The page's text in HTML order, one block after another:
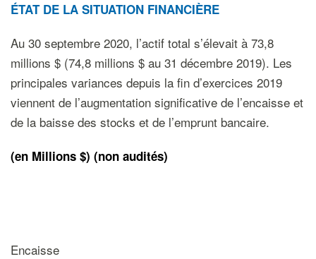
ÉTAT DE LA SITUATION FINANCIÈRE
Au 30 septembre 2020, l’actif total s’élevait à 73,8
millions $ (74,8 millions $ au 31 décembre 2019). Les
principales variances depuis la fin d’exercices 2019
viennent de l’augmentation significative de l’encaisse et
de la baisse des stocks et de l’emprunt bancaire.
(en Millions $) (non audités)
Encaisse